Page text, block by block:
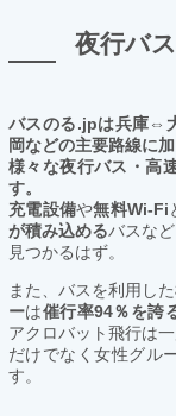
夜行バ
バスのる.jpは兵庫⇔
岡などの主要路線に
様々な夜行バス・高
す。
充電設備や無料Wi-Fi
が積み込めるバスな
見つかるはず。
また、バスを利用し
ーは催行率94％を誇
アクロバット飛行は
だけでなく女性グル
す。